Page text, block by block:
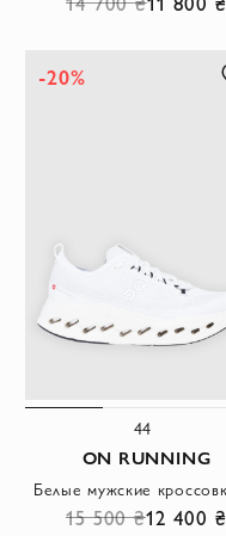
-20%
44
ON RUNNING
15 500 ₴12 400 ₴